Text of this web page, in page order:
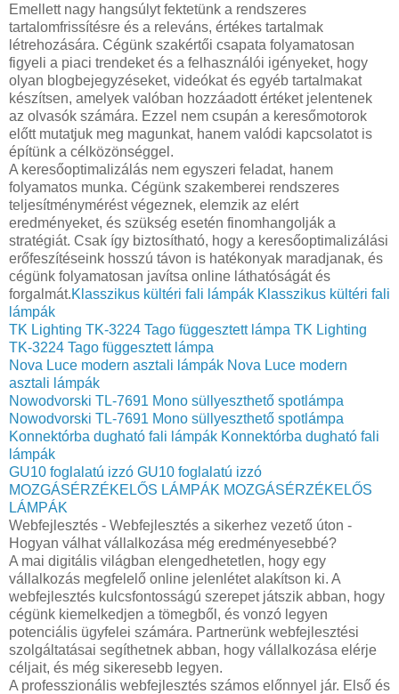
Emellett nagy hangsúlyt fektetünk a rendszeres
tartalomfrissítésre és a releváns, értékes tartalmak
létrehozására. Cégünk szakértői csapata folyamatosan
figyeli a piaci trendeket és a felhasználói igényeket, hogy
olyan blogbejegyzéseket, videókat és egyéb tartalmakat
készítsen, amelyek valóban hozzáadott értéket jelentenek
az olvasók számára. Ezzel nem csupán a keresőmotorok
előtt mutatjuk meg magunkat, hanem valódi kapcsolatot is
építünk a célközönséggel.
A keresőoptimalizálás nem egyszeri feladat, hanem
folyamatos munka. Cégünk szakemberei rendszeres
teljesítménymérést végeznek, elemzik az elért
eredményeket, és szükség esetén finomhangolják a
stratégiát. Csak így biztosítható, hogy a keresőoptimalizálási
erőfeszítéseink hosszú távon is hatékonyak maradjanak, és
cégünk folyamatosan javítsa online láthatóságát és
forgalmát.Klasszikus kültéri fali lámpák Klasszikus kültéri fali
lámpák
TK Lighting TK-3224 Tago függesztett lámpa TK Lighting
TK-3224 Tago függesztett lámpa
Nova Luce modern asztali lámpák Nova Luce modern
asztali lámpák
Nowodvorski TL-7691 Mono süllyeszthető spotlámpa
Nowodvorski TL-7691 Mono süllyeszthető spotlámpa
Konnektórba dugható fali lámpák Konnektórba dugható fali
lámpák
GU10 foglalatú izzó GU10 foglalatú izzó
MOZGÁSÉRZÉKELŐS LÁMPÁK MOZGÁSÉRZÉKELŐS
LÁMPÁK
Webfejlesztés - Webfejlesztés a sikerhez vezető úton -
Hogyan válhat vállalkozása még eredményesebbé?
A mai digitális világban elengedhetetlen, hogy egy
vállalkozás megfelelő online jelenlétet alakítson ki. A
webfejlesztés kulcsfontosságú szerepet játszik abban, hogy
cégünk kiemelkedjen a tömegből, és vonzó legyen
potenciális ügyfelei számára. Partnerünk webfejlesztési
szolgáltatásai segíthetnek abban, hogy vállalkozása elérje
céljait, és még sikeresebb legyen.
A professzionális webfejlesztés számos előnnyel jár. Első és